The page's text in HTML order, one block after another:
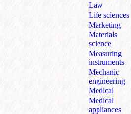
Law
Life sciences
Marketing
Materials
science
Measuring
instruments
Mechanic
engineering
Medical
Medical
appliances